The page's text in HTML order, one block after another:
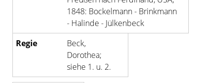
1848: Bockelmann - Brinkmann
- Halinde - Jülkenbeck
Beck,
Dorothea;
siehe 1. u. 2.